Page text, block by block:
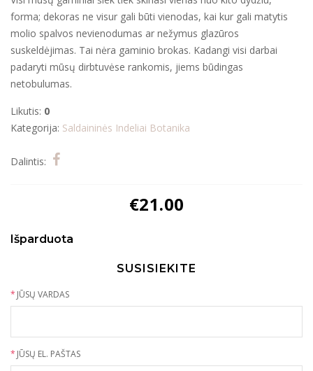
forma; dekoras ne visur gali būti vienodas, kai kur gali matytis
molio spalvos nevienodumas ar nežymus glazūros
suskeldėjimas. Tai nėra gaminio brokas. Kadangi visi darbai
padaryti mūsų dirbtuvėse rankomis, jiems būdingas
netobulumas.
Likutis: 0
Kategorija: Saldaininės Indeliai Botanika
Dalintis:
€21.00
Išparduota
SUSISIEKITE
* JŪSŲ VARDAS
* JŪSŲ EL. PAŠTAS